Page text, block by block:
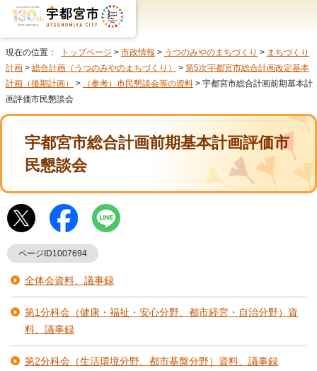
現在の位置： トップページ > 市政情報 > うつのみやのまちづくり > まちづくり
計画 > 総合計画（うつのみやのまちづくり） > 第5次宇都宮市総合計画改定基本
計画（後期計画）
> （参考）市民懇談会等の資料 > 宇都宮市総合計画前期基本計
画評価市民懇談会
宇都宮市総合計画前期基本計画評価市
民懇談会
ページID1007694
全体会資料、議事録
第1分科会（健康・福祉・安心分野、都市経営・自治分野）資
料、議事録
第2分科会（生活環境分野、都市基盤分野）資料、議事録